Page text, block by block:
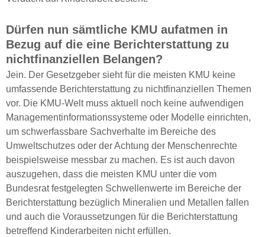
Dürfen nun sämtliche KMU aufatmen in
Bezug auf die eine Berichterstattung zu
nichtfinanziellen Belangen?
Jein. Der Gesetzgeber sieht für die meisten KMU keine
umfassende Berichterstattung zu nichtfinanziellen Themen
vor. Die KMU-Welt muss aktuell noch keine aufwendigen
Managementinformationssysteme oder Modelle einrichten,
um schwerfassbare Sachverhalte im Bereiche des
Umweltschutzes oder der Achtung der Menschenrechte
beispielsweise messbar zu machen. Es ist auch davon
auszugehen, dass die meisten KMU unter die vom
Bundesrat festgelegten Schwellenwerte im Bereiche der
Berichterstattung bezüglich Mineralien und Metallen fallen
und auch die Voraussetzungen für die Berichterstattung
betreffend Kinderarbeiten nicht erfüllen.